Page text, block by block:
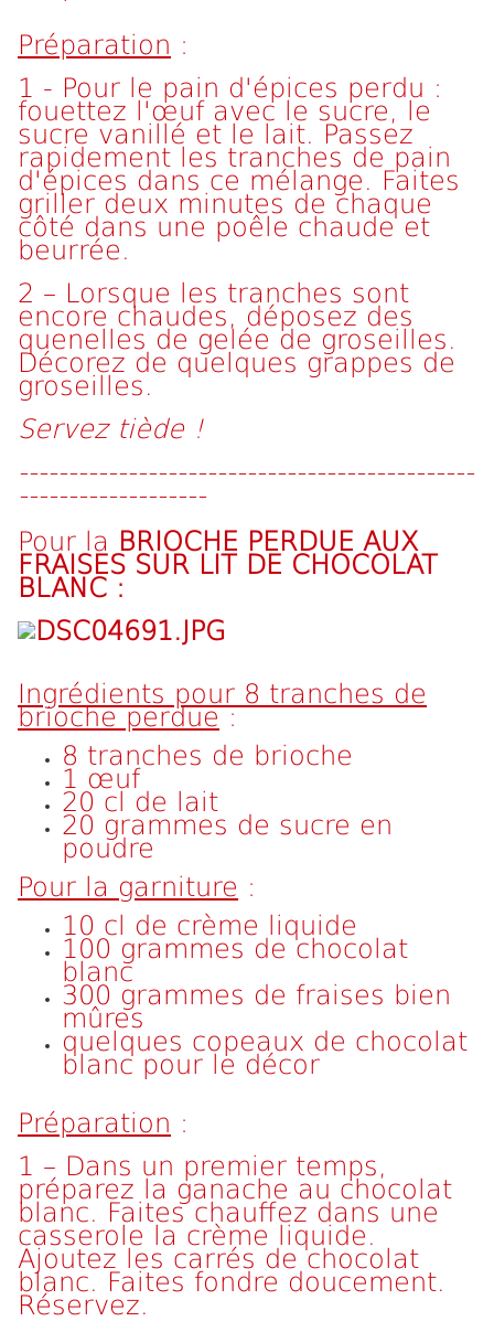
Préparation :
1 - Pour le pain d'épices perdu :
fouettez l'œuf avec le sucre, le
sucre vanillé et le lait. Passez
rapidement les tranches de pain
d'épices dans ce mélange. Faites
griller deux minutes de chaque
côté dans une poêle chaude et
beurrée.
2 – Lorsque les tranches sont
encore chaudes, déposez des
quenelles de gelée de groseilles.
Décorez de quelques grappes de
groseilles.
Servez tiède !
----------------------------------------------
-------------------
Pour la BRIOCHE PERDUE AUX
FRAISES SUR LIT DE CHOCOLAT
BLANC :
Ingrédients pour 8 tranches de
brioche perdue:
8 tranches de brioche
1 œuf
20 cl de lait
20 grammes de sucre en
poudre
Pour la garniture :
10 cl de crème liquide
100 grammes de chocolat
blanc
300 grammes de fraises bien
mûres
quelques copeaux de chocolat
blanc pour le décor
Préparation :
1 – Dans un premier temps,
préparez la ganache au chocolat
blanc. Faites chauffez dans une
casserole la crème liquide.
Ajoutez les carrés de chocolat
blanc. Faites fondre doucement.
Réservez.